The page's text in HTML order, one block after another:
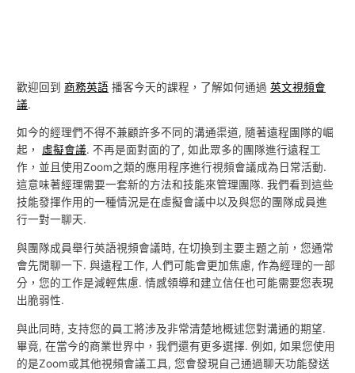
歡迎回到商務英語 播客今天的課程，了解如何通過英文視頻會
議.
如今的經理們不得不兼顧許多不同的溝通渠道, 隨著遠程團隊的崛
起， 虛擬會議. 不再是面對面的了, 如此眾多的團隊進行遠程工
作，並且使用Zoom之類的應用程序進行視頻會議成為日常活動.
這意味著經理需要一套新的方法和技能來管理團隊. 我們看到這些
技能發揮作用的一種情況是在虛擬會議中以及與您的團隊成員進
行一對一聊天.
與團隊成員舉行英語視頻會議時, 在切換到主要主題之前，您通常
會先閒聊一下. 與遠程工作, 人們可能會更加焦慮, 作為經理的一部
分，您的工作是減輕焦慮. 情感領導和建立信任也可能需要您表現
出脆弱性.
與此同時, 支持您的員工將涉及非常清楚地概述您對溝通的期望.
畢竟, 在當今的商業世界中，我們還有更多選擇. 例如, 如果您使用
的是Zoom或其他視頻會議工具, 您會發現自己通過聊天功能發送